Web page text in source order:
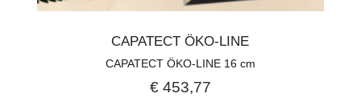
CAPATECT ÖKO-LINE
CAPATECT ÖKO-LINE 16 cm
€453,77